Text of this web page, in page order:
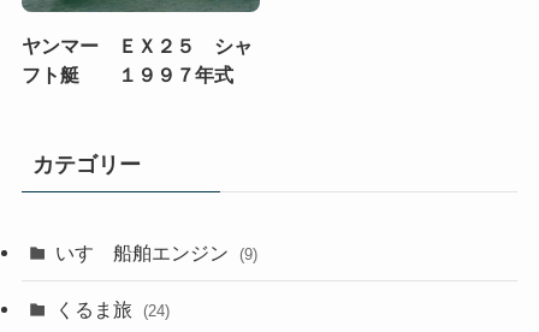
ヤンマー ＥＸ２５ シャ
フト艇 １９９７年式
カテゴリー
いすゞ船舶エンジン (9)
くるま旅 (24)